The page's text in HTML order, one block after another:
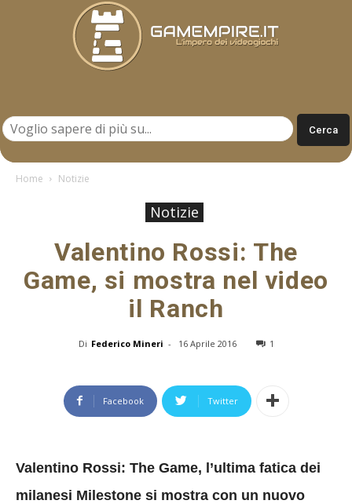
Home Notizie
Notizie
Valentino Rossi: The
Game, si mostra nel video
il Ranch
Di Federico Mineri - 16 Aprile 2016 1
Facebook Twitter
Valentino Rossi: The Game, l’ultima fatica dei
milanesi Milestone si mostra con un nuovo